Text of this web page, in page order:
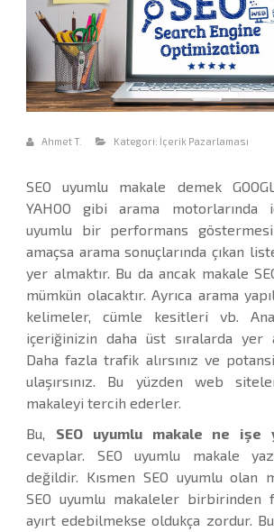
Ahmet T. Kategori: İçerik Pazarlaması
SEO uyumlu makale demek
YAHOO gibi arama motorlarında
uyumlu bir performans
amaçsa arama sonuçlarında çıkan
yer almaktır. Bu da ancak makale
mümkün olacaktır. Ayrıca arama
kelimeler, cümle kesitleri vb.
içeriğinizin daha üst sıralarda yer
Daha fazla trafik alırsınız ve
ulaşırsınız. Bu yüzden web
makaleyi tercih ederler.
Bu, SEO uyumlu makale ne işe
cevaplar. SEO uyumlu makale
değildir. Kısmen SEO uyumlu olan
SEO uyumlu makaleler birbirinden
ayırt edebilmekse oldukça zordur.